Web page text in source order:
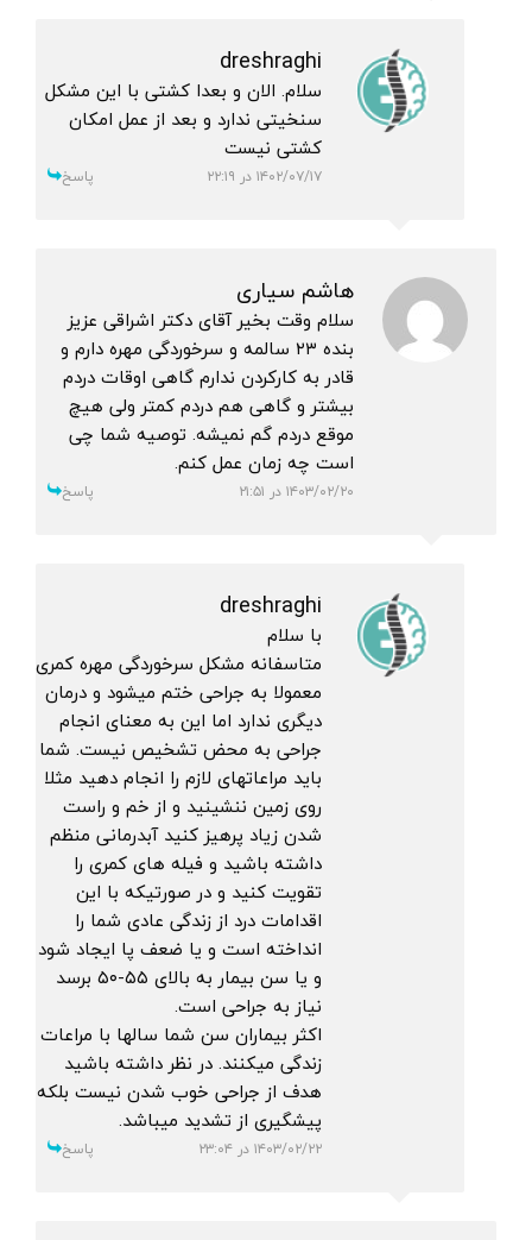
dreshraghi
سلام. الان و بعدا کشتی با این مشکل
سنخیتی ندارد و بعد از عمل امکان
کشتی نیست
۱۴۰۲/۰۷/۱۷ در ۲۲:۱۹ پاسخ
هاشم سیاری
سلام وقت بخیر آقای دکتر اشراقی عزیز
بنده ۲۳ سالمه و سرخوردگی مهره دارم و
قادر به کارکردن ندارم گاهی اوقات دردم
بیشتر و گاهی هم دردم کمتر ولی هیچ
موقع دردم گم نمیشه. توصیه شما چی
است چه زمان عمل کنم.
۱۴۰۳/۰۲/۲۰ در ۲۱:۵۱ پاسخ
dreshraghi
با سلام
متاسفانه مشکل سرخوردگی مهره کمری
معمولا به جراحی ختم میشود و درمان
دیگری ندارد اما این به معنای انجام
جراحی به محض تشخیص نیست. شما
باید مراعاتهای لازم را انجام دهید مثلا
روی زمین ننشینید و از خم و راست
شدن زیاد پرهیز کنید آبدرمانی منظم
داشته باشید و فیله های کمری را
تقویت کنید و در صورتیکه با این
اقدامات درد از زندگی عادی شما را
انداخته است و یا ضعف پا ایجاد شود
و یا سن بیمار به بالای ۵۵-۵۰ برسد
نیاز به جراحی است.
اکثر بیماران سن شما سالها با مراعات
زندگی میکنند. در نظر داشته باشید
هدف از جراحی خوب شدن نیست بلکه
پیشگیری از تشدید میباشد.
۱۴۰۳/۰۲/۲۲ در ۲۳:۰۴ پاسخ